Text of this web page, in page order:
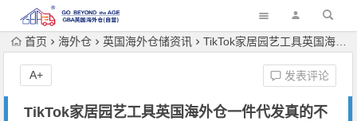
首页 海外仓 英国海外仓储资讯 TikTok家居园艺工具英国海外仓一件代发真的不能乱选！
TikTok家居园艺工具英国海外仓一件代发真的不
发表评论
A+